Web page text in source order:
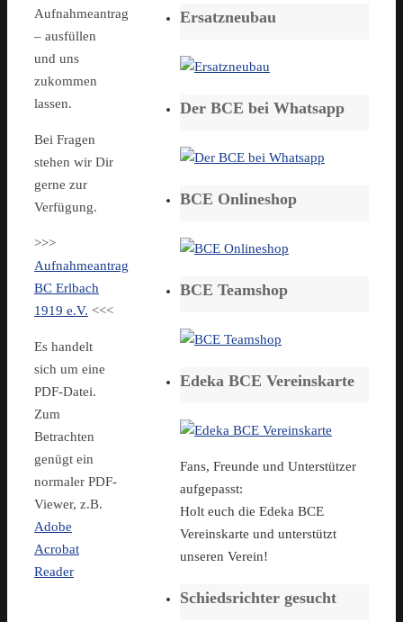
Aufnahmeantrag
– ausfüllen
und uns
zukommen
lassen.
Bei Fragen
stehen wir Dir
gerne zur
Verfügung.
>>>
Aufnahmeantrag
BC Erlbach
1919 e.V. <<<
Es handelt
sich um eine
PDF-Datei.
Zum
Betrachten
genügt ein
normaler PDF-
Viewer, z.B.
Adobe
Acrobat
Reader
Ersatzneubau
Der BCE bei Whatsapp
BCE Onlineshop
BCE Teamshop
Edeka BCE Vereinskarte
Fans, Freunde und Unterstützer
aufgepasst:
Holt euch die Edeka BCE
Vereinskarte und unterstützt
unseren Verein!
Schiedsrichter gesucht